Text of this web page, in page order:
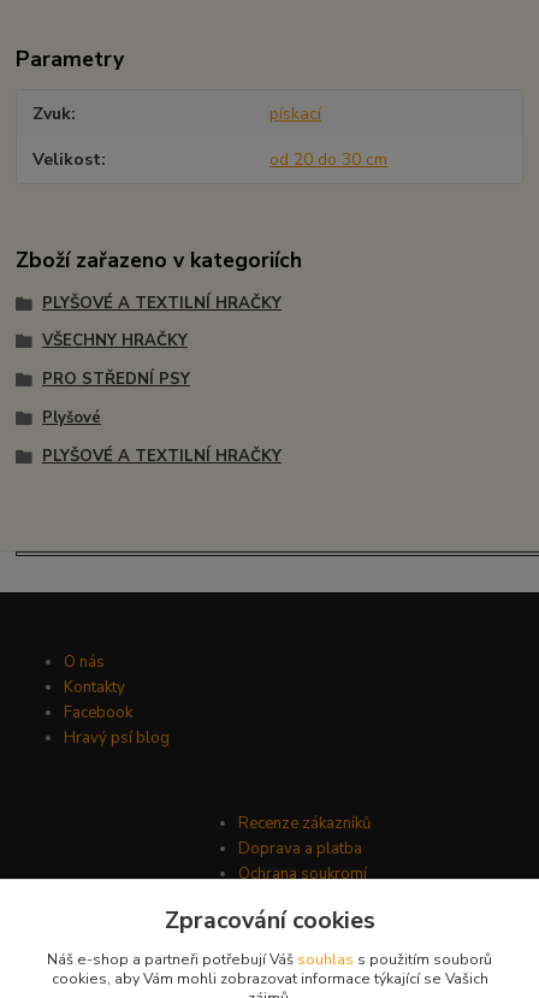
Parametry
Zvuk pískací
Velikost od 20 do 30 cm
Zboží zařazeno v kategoriích
PLYŠOVÉ A TEXTILNÍ HRAČKY
VŠECHNY HRAČKY
PRO STŘEDNÍ PSY
Plyšové
PLYŠOVÉ A TEXTILNÍ HRAČKY
O nás
Kontakty
Facebook
Hravý psí blog
Recenze zákazníků
Doprava a platba
Ochrana soukromí
Zpracování cookies
Náš e-shop a partneři potřebují Váš souhlas s použitím souborů
cookies, aby Vám mohli zobrazovat informace týkající se Vašich